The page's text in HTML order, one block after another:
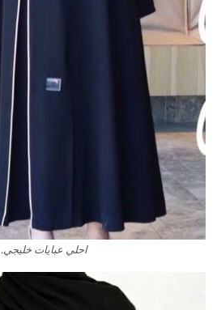
احلي عبايات خليجي.